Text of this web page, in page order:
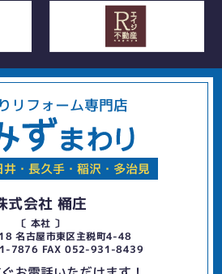
リフォーム専門店
・長久手・稲沢・多治見
式会社 桶庄
〔 本社 〕
名古屋市東区主税町4-48
7876 FAX 052-931-8439